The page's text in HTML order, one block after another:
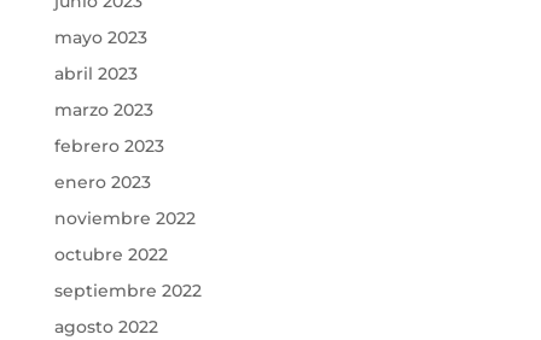
mayo 2023
abril 2023
marzo 2023
febrero 2023
enero 2023
noviembre 2022
octubre 2022
septiembre 2022
agosto 2022